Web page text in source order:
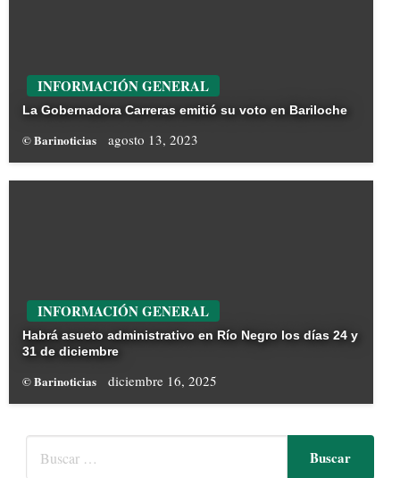
INFORMACIÓN GENERAL
La Gobernadora Carreras emitió su voto en Bariloche
© Barinoticias agosto 13, 2023
INFORMACIÓN GENERAL
Habrá asueto administrativo en Río Negro los días 24 y
31 de diciembre
© Barinoticias diciembre 16, 2025